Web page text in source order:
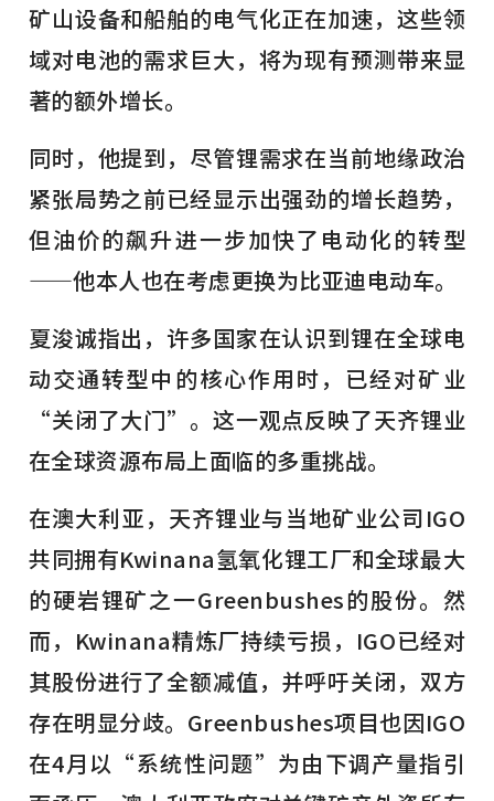
矿山设备和船舶的电气化正在加速，这些领
域对电池的需求巨大，将为现有预测带来显
著的额外增长。
同时，他提到，尽管锂需求在当前地缘政治
紧张局势之前已经显示出强劲的增长趋势，
但油价的飙升进一步加快了电动化的转型
——他本人也在考虑更换为比亚迪电动车。
夏浚诚指出，许多国家在认识到锂在全球电
动交通转型中的核心作用时，已经对矿业
“关闭了大门”。这一观点反映了天齐锂业
在全球资源布局上面临的多重挑战。
在澳大利亚，天齐锂业与当地矿业公司IGO
共同拥有Kwinana氢氧化锂工厂和全球最大
的硬岩锂矿之一Greenbushes的股份。然
而，Kwinana精炼厂持续亏损，IGO已经对
其股份进行了全额减值，并呼吁关闭，双方
存在明显分歧。Greenbushes项目也因IGO
在4月以“系统性问题”为由下调产量指引